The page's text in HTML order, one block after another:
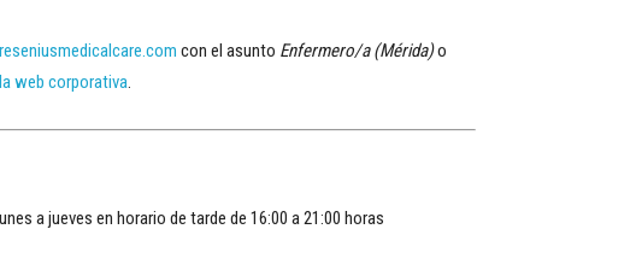
con el asunto Enfermero/a (Mérida)o
web corporativa
a jueves en horario de tarde de 16:00 a 21:00 horas